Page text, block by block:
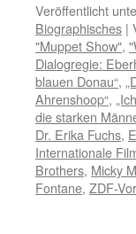
Veröffentlicht
Biographisches |
"Muppet Show",
Dialogregie:
blauen Donau“,
Ahrenshoop“,
die starken
Dr. Erika Fuchs,
Internationale
Brothers, Micky
Fontane, ZDF-